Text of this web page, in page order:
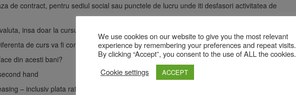
de contract, pentru sediul social sau punctele de lucru unde iti desfasori activitatea de
insa doar la cursul de schimb Info EURO din luna septembrie 2020, adica 1
de curs va fi considerata neeligibila, asa ca va trebui sa o suporti tu.
din acesti bani?
hand
– inclusiv plata ratelor de leasing
We use cookies on our website to give you the most relevant
experience by remembering your preferences and repeat visits.
By clicking “Accept”, you consent to the use of ALL the cookies.
Cookie settings
ACCEPT